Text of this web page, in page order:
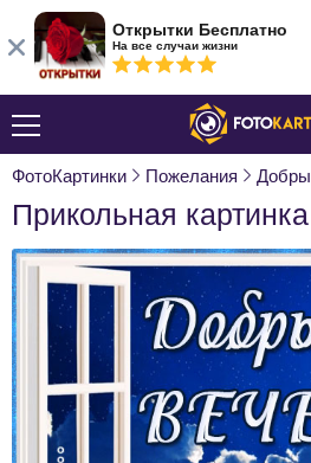
ФотоКартинки Пожелания
Прикольная
Открытки Бесплатно
На все случаи жизни